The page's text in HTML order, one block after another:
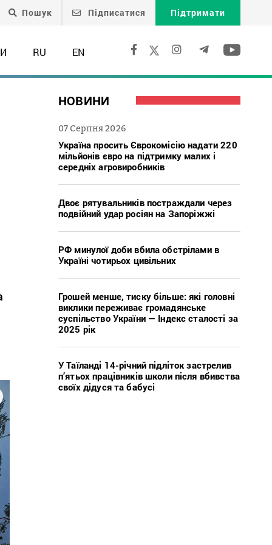
Пошук Підписатися Підтримати
RU EN
НОВИНИ
07 Серпня 2026
Україна просить Єврокомісію надати 220
мільйонів євро на підтримку малих і
середніх агровиробників
Двоє рятувальників постраждали через
подвійний удар росіян на Запоріжжі
РФ минулої доби вбила обстрілами в
Україні чотирьох цивільних
Грошей менше, тиску більше: які головні
виклики переживає громадянське
суспільство України — Індекс сталості за
2025 рік
У Таїланді 14-річний підліток застрелив
п’ятьох працівників школи після вбивства
своїх дідуся та бабусі